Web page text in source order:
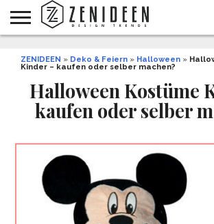
INNENDESIGN
ARCHITEKTUR
GARTEN
UND
LIFESTYLE
DEKO
&
DIY
STYLE
REZEPTE
GESUNDHEIT
WEIHNACHTEN
ZENIDEEN » Deko & Feiern » Halloween »
Kinder – kaufen oder selber machen?
Halloween Kostüme
kaufen oder selber